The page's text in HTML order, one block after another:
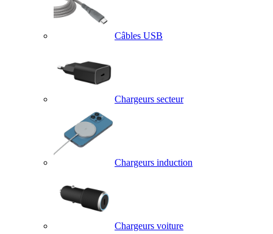
Câbles USB
Chargeurs secteur
Chargeurs induction
Chargeurs voiture